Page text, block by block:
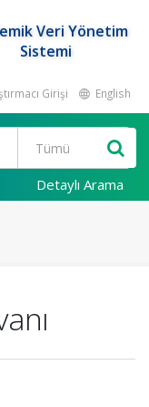
Veri Yönetim
Sistemi
Girişi English
Detaylı Arama